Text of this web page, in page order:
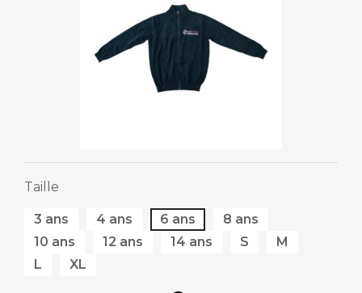
Taille
3 ans 4 ans 6 ans
8 ans
10 ans
12 ans 14 ans S
M
L
XL